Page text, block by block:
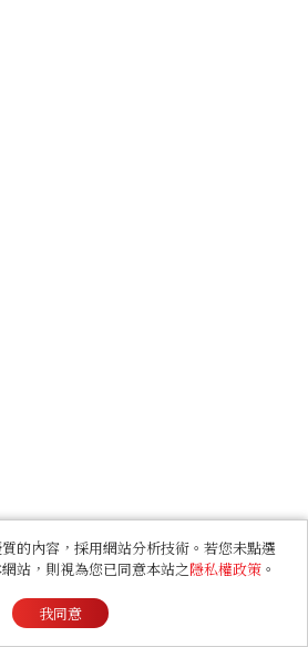
的內容，採用網站分析技術。若您未點選
站，則視為您已同意本站之隱私權政策 。
我同意